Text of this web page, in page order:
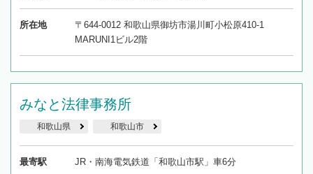
所在地
〒644-0012 和歌山県御坊市湯川町小松原410-1
MARUNI1ビル2階
みなと法律事務所
和歌山県 和歌山市
最寄駅 JR・南海電気鉄道「和歌山市駅」車6分